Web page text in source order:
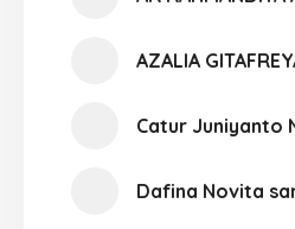
AZALIA
Catur Juniyanto
Dafina Novita